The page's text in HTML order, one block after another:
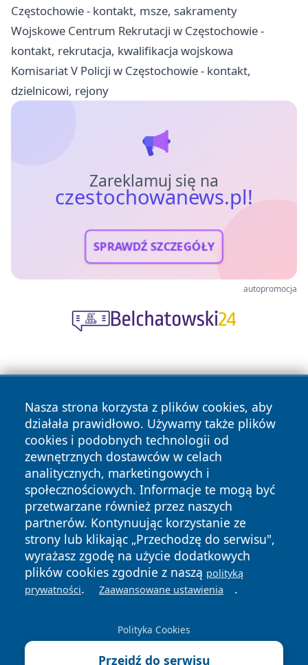
Częstochowie - kontakt, msze, sakramenty
Wojskowe Centrum Rekrutacji w Częstochowie -
kontakt, rekrutacja, kwalifikacja wojskowa
Komisariat V Policji w Częstochowie - kontakt,
dzielnicowi, rejony
Zareklamuj się na
czestochowanews.pl!
SPRAWDŹ SZCZEGÓŁY
autopromocja
Nasza strona korzysta z plików cookies, aby
działała prawidłowo. Używamy także plików
cookies i podobnych technologii od
zewnętrznych dostawców w celach
analitycznych, marketingowych i
społecznościowych. Informacje te mogą być
przetwarzane również przez naszych
partnerów. Kontynuując korzystanie ze
strony lub klikając „Przechodzę do serwisu",
wyrażasz zgodę na użycie dodatkowych
plików cookies zgodnie z naszą polityką
prywatności. Zaawansowane ustawienia .
Polityka Cookies
Przejdź do serwisu
Copyright © 2026 czestochowanews.pl Wszystkie prawa
zastrzeżone.
News Autorzy
Polityka
Prywatności
Polityka
Cookies
cześć